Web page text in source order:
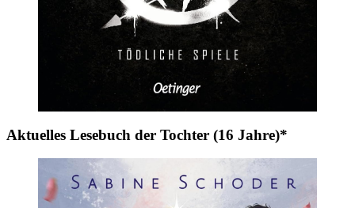
Aktuelles Lesebuch der Tochter (16 Jahre)*